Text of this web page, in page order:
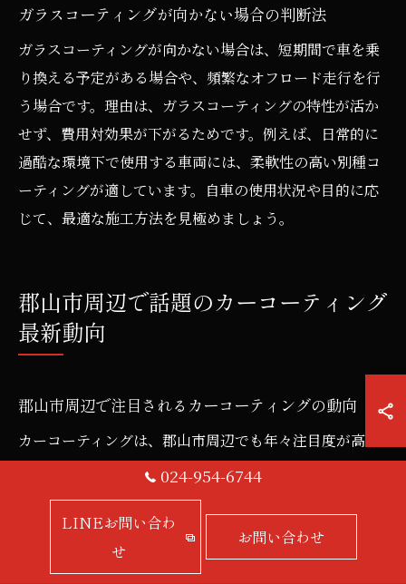
ガラスコーティングが向かない場合の判断法
ガラスコーティングが向かない場合は、短期間で車を乗
り換える予定がある場合や、頻繁なオフロード走行を行
う場合です。理由は、ガラスコーティングの特性が活か
せず、費用対効果が下がるためです。例えば、日常的に
過酷な環境下で使用する車両には、柔軟性の高い別種コ
ーティングが適しています。自車の使用状況や目的に応
じて、最適な施工方法を見極めましょう。
郡山市周辺で話題のカーコーティング
最新動向
郡山市周辺で注目されるカーコーティングの動向
カーコーティングは、郡山市周辺でも年々注目度が高ま
っています。理由は、愛車の美観維持や塗装面保護への
ニーズが高まっているためです。例えば福島県郡山市西
田町鬼生田では、新技術を用いた高耐久・高光沢の商品
が続々と登場し、従来型よりも手入れの手間が軽減され
024-954-6744
LINEお問い合わ
せ
お問い合わせ